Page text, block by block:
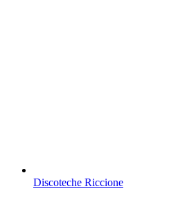
Discoteche Riccione